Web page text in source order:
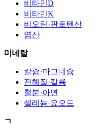
비타민D
비타민K
비오틴·판토텐산
엽산
미네랄
칼슘·마그네슘
전해질·칼륨
철분·아연
셀레늄·요오드
ㄱ